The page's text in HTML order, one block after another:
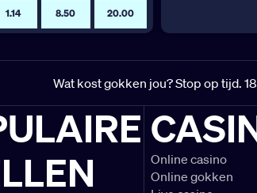
Wat kost gokken jou? Stop op tijd.
Online casino
Online gokken